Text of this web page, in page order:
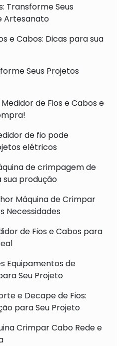
Transforme Seus
Artesanato
e Cabos: Dicas para sua
Seus Projetos
de Fios e Cabos e
de fio pode
elétricos
de crimpagem de
produção
Máquina de Crimpar
Necessidades
de Fios e Cabos para
Equipamentos de
Seu Projeto
e Decape de Fios:
para Seu Projeto
Crimpar Cabo Rede e